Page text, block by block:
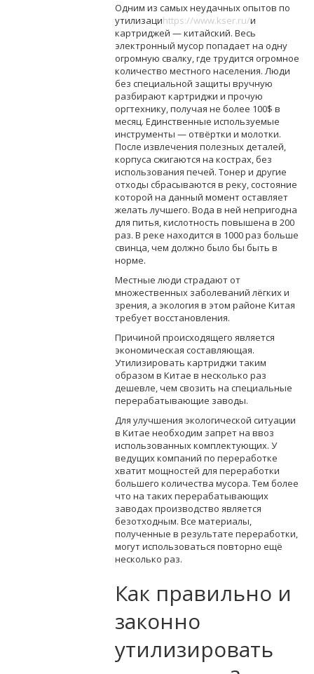
Одним из самых неудачных опытов по
утилизациhttps://www.kser.ru/и
картриджей — китайский. Весь
электронный мусор попадает на одну
огромную свалку, где трудится огромное
количество местного населения. Люди
без специальной защиты вручную
разбирают картриджи и прочую
оргтехнику, получая не более 100$ в
месяц. Единственные используемые
инструменты — отвёртки и молотки.
После извлечения полезных деталей,
корпуса сжигаются на кострах, без
использования печей. Тонер и другие
отходы сбрасываются в реку, состояние
которой на данный момент оставляет
желать лучшего. Вода в ней непригодна
для питья, кислотность повышена в 200
раз. В реке находится в 1000 раз больше
свинца, чем должно было бы быть в
норме.
Местные люди страдают от
множественных заболеваний лёгких и
зрения, а экология в этом районе Китая
требует восстановления.
Причиной происходящего является
экономическая составляющая.
Утилизировать картриджи таким
образом в Китае в несколько раз
дешевле, чем свозить на специальные
перерабатывающие заводы.
Для улучшения экологической ситуации
в Китае необходим запрет на ввоз
использованных комплектующих. У
ведущих компаний по переработке
хватит мощностей для переработки
большего количества мусора. Тем более
что на таких перерабатывающих
заводах производство является
безотходным. Все материалы,
полученные в результате переработки,
могут использоваться повторно ещё
несколько раз.
Как правильно и
законно
утилизировать